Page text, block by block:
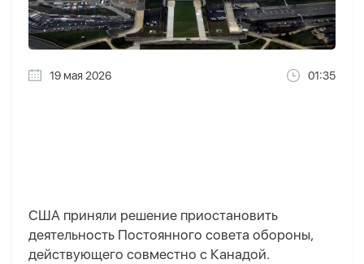
19 мая 2026 01:35
США приняли решение приостановить
деятельность Постоянного совета обороны,
действующего совместно с Канадой.